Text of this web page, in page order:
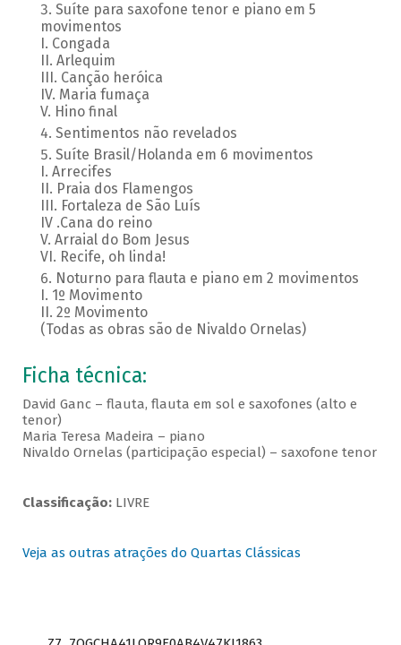
Suíte para saxofone tenor e piano em 5
movimentos
I. Congada
II. Arlequim
III. Canção heróica
IV. Maria fumaça
V. Hino final
Sentimentos não revelados
Suíte Brasil/Holanda em 6 movimentos
I. Arrecifes
II. Praia dos Flamengos
III. Fortaleza de São Luís
IV .Cana do reino
V. Arraial do Bom Jesus
VI. Recife, oh linda!
Noturno para flauta e piano em 2 movimentos
I. 1º Movimento
II. 2º Movimento
(Todas as obras são de Nivaldo Ornelas)
Ficha técnica:
David Ganc – flauta, flauta em sol e saxofones (alto e
tenor)
Maria Teresa Madeira – piano
Nivaldo Ornelas (participação especial) – saxofone tenor
Classificação:LIVRE
Veja as outras atrações do Quartas Clássicas